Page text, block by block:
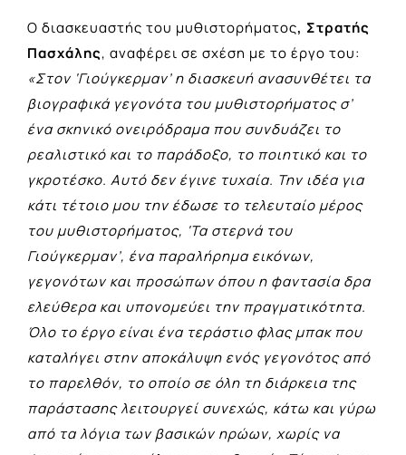
Ο διασκευαστής του μυθιστορήματος, Στρατής
Πασχάλης, αναφέρει σε σχέση με το έργο του:
«Στον ‘Γιούγκερμαν’ η διασκευή ανασυνθέτει τα
βιογραφικά γεγονότα του μυθιστορήματος σ’
ένα σκηνικό ονειρόδραμα που συνδυάζει το
ρεαλιστικό και το παράδοξο, το ποιητικό και το
γκροτέσκο. Αυτό δεν έγινε τυχαία. Την ιδέα για
κάτι τέτοιο μου την έδωσε το τελευταίο μέρος
του μυθιστορήματος, ‘Τα στερνά του
Γιούγκερμαν’, ένα παραλήρημα εικόνων,
γεγονότων και προσώπων όπου η φαντασία δρα
ελεύθερα και υπονομεύει την πραγματικότητα.
Όλο το έργο είναι ένα τεράστιο φλας μπακ που
καταλήγει στην αποκάλυψη ενός γεγονότος από
το παρελθόν, το οποίο σε όλη τη διάρκεια της
παράστασης λειτουργεί συνεχώς, κάτω και γύρω
από τα λόγια των βασικών ηρώων, χωρίς να